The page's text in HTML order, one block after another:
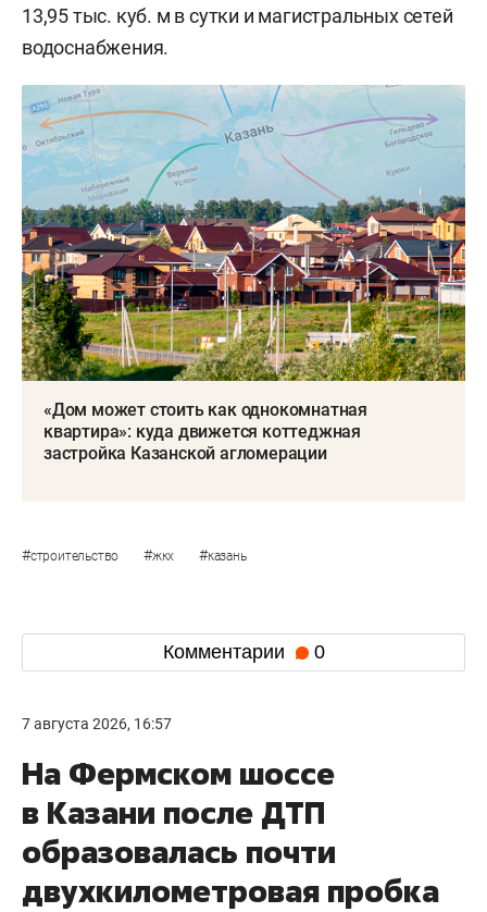
13,95 тыс. куб. м в сутки и магистральных сетей
водоснабжения.
«Дом может стоить как однокомнатная
квартира»: куда движется коттеджная
застройка Казанской агломерации
#строительство #жкх #казань
Комментарии 0
7 августа 2026, 16:57
На Фермском шоссе
в Казани после ДТП
образовалась почти
двухкилометровая пробка